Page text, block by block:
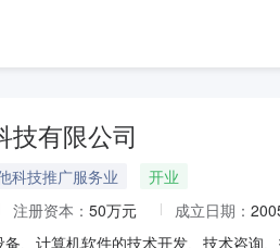
技有限公司
科技推广服务业
开业
注册资本： 50万元 成立日期：